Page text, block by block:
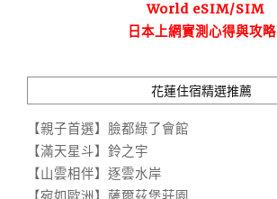
World eSIM/SIM
日本上網實測心得與攻略
花蓮住宿精選推薦
【親子首選】臉都綠了會館
【滿天星斗】鈴之宇
【山雲相伴】逐雲水岸